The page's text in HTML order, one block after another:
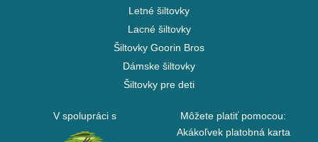
Letné šiltovky
Lacné šiltovky
Šiltovky Goorin Bros
Dámske šiltovky
Šiltovky pre deti
V spolupráci s
Môžete platiť pomocou:
Akákoľvek platobná karta